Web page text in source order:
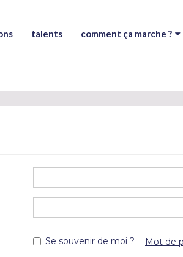
talents comment ça marche ?
Se souvenir de moi ? Mot de